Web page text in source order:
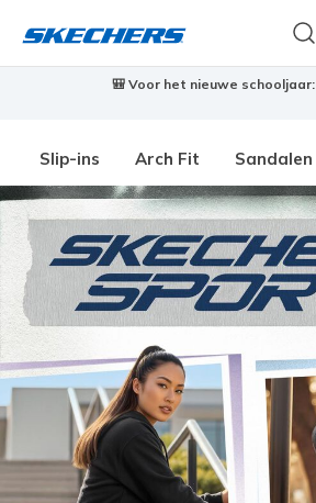
🎒 Voor het nieuwe schooljaar:
Slip-ins Arch Fit Sandalen